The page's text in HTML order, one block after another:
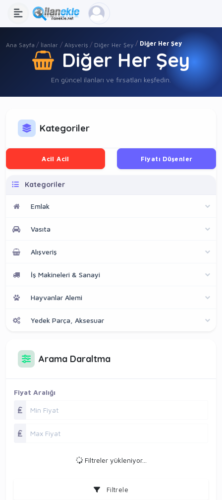
Ana Sayfa İlanlar Alışveriş Diğer Her Şey Diğer Her Şey
Diğer Her Şey
En güncel ilanları ve fırsatları keşfedin.
Kategoriler
Acil Acil Fiyatı Düşenler
Kategoriler
Emlak
Vasıta
Alışveriş
İş Makineleri & Sanayi
Hayvanlar Alemi
Yedek Parça, Aksesuar
Arama Daraltma
Fiyat Aralığı
Filtreler yükleniyor...
Filtrele